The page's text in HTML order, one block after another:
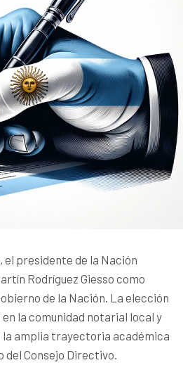
el presidente de la Nación
Rodríguez Giesso como
de la Nación. La elección
la comunidad notarial local y
la amplia trayectoria académica
Consejo Directivo.